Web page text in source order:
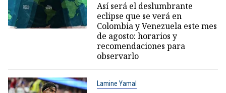
Así será el deslumbrante
eclipse que se verá en
Colombia y Venezuela este mes
de agosto: horarios y
recomendaciones para
observarlo
Lamine Yamal